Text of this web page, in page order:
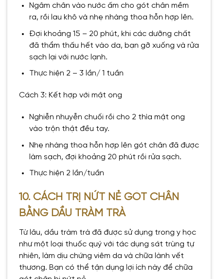
Ngâm chân vào nước ấm cho gót chân mềm
ra, rồi lau khô và nhẹ nhàng thoa hỗn hợp lên.
Đợi khoảng 15 – 20 phút, khi các dưỡng chất
đã thẩm thấu hết vào da, bạn gỡ xuống và rửa
sạch lại với nước lạnh.
Thực hiện 2 – 3 lần/ 1 tuần
Cách 3: Kết hợp với mật ong
Nghiễn nhuyễn chuối rồi cho 2 thìa mật ong
vào trộn thật đều tay.
Nhẹ nhàng thoa hỗn hợp lên gót chân đã được
làm sạch, đợi khoảng 20 phút rồi rửa sạch.
Thực hiện 2 lần/tuần
10. CÁCH TRỊ NỨT NẺ GÓT CHÂN
BẰNG DẦU TRÀM TRÀ
Từ lâu, dầu tràm trà đã được sử dụng trong y học
như một loại thuốc quý với tác dụng sát trùng tự
nhiên, làm dịu chứng viêm da và chữa lành vết
thương. Bạn có thể tận dụng lợi ích này để chữa